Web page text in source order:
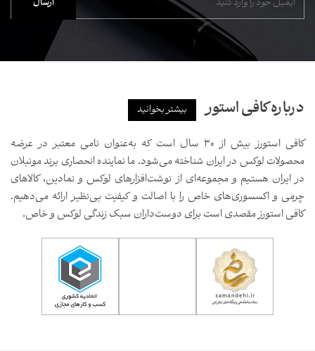
درباره کافی استور بیشتر بخوانید
کافی استورز بیش از ۳۰ سال است که به‌عنوان نامی معتبر در عرضه
محصولات لوکس در ایران شناخته می‌شود. ما نماینده انحصاری برند مونبلان
در ایران هستیم و مجموعه‌ای از نوشت‌افزارهای لوکس و نمادین، کالاهای
چرمی و اکسسوری‌های خاص را با اصالت و کیفیت بی‌نظیر ارائه می‌دهیم.
کافی استورز مقصدی است برای دوست‌داران سبک زندگی لوکس و خاص.